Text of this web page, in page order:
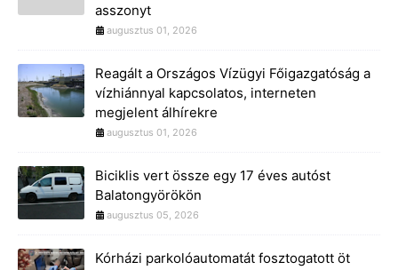
asszonyt
augusztus 01, 2026
Reagált a Országos Vízügyi Főigazgatóság a
vízhiánnyal kapcsolatos, interneten
megjelent álhírekre
augusztus 01, 2026
Biciklis vert össze egy 17 éves autóst
Balatongyörökön
augusztus 05, 2026
Kórházi parkolóautomatát fosztogatott öt